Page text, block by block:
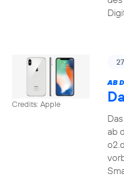
Credits: Apple
AB
ab